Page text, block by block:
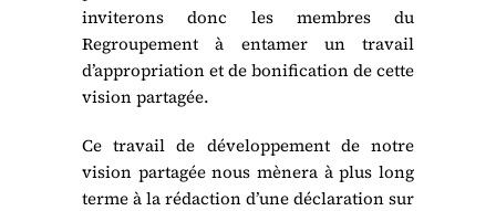
inviterons donc les membres du
Regroupement à entamer un travail
d’appropriation et de bonification de cette
vision partagée.
Ce travail de développement de notre
vision partagée nous mènera à plus long
terme à la rédaction d’une déclaration sur